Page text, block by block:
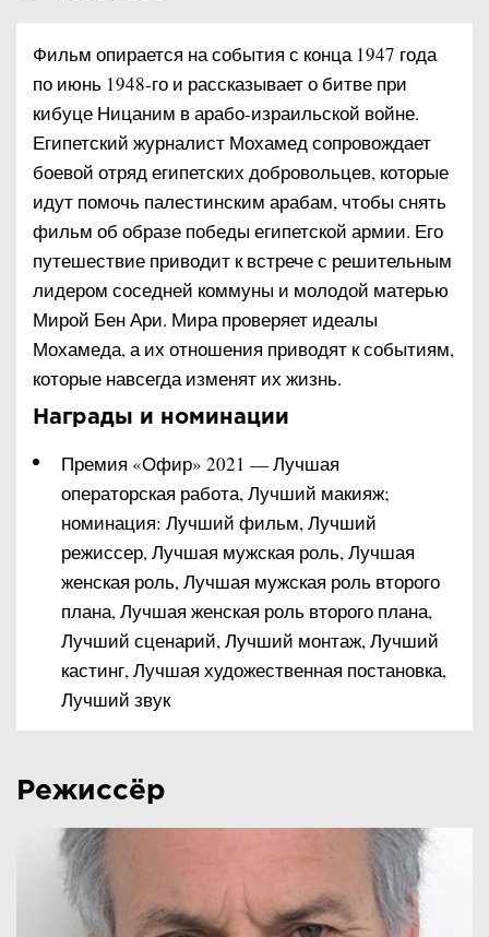
Фильм опирается на события с конца 1947 года
по июнь 1948-го и рассказывает о битве при
кибуце Ницаним в арабо-израильской войне.
Египетский журналист Мохамед сопровождает
боевой отряд египетских добровольцев, которые
идут помочь палестинским арабам, чтобы снять
фильм об образе победы египетской армии. Его
путешествие приводит к встрече с решительным
лидером соседней коммуны и молодой матерью
Мирой Бен Ари. Мира проверяет идеалы
Мохамеда, а их отношения приводят к событиям,
которые навсегда изменят их жизнь.
Награды и номинации
Премия «Офир» 2021 — Лучшая
операторская работа, Лучший макияж;
номинация: Лучший фильм, Лучший
режиссер, Лучшая мужская роль, Лучшая
женская роль, Лучшая мужская роль второго
плана, Лучшая женская роль второго плана,
Лучший сценарий, Лучший монтаж, Лучший
кастинг, Лучшая художественная постановка,
Лучший звук
Режиссёр